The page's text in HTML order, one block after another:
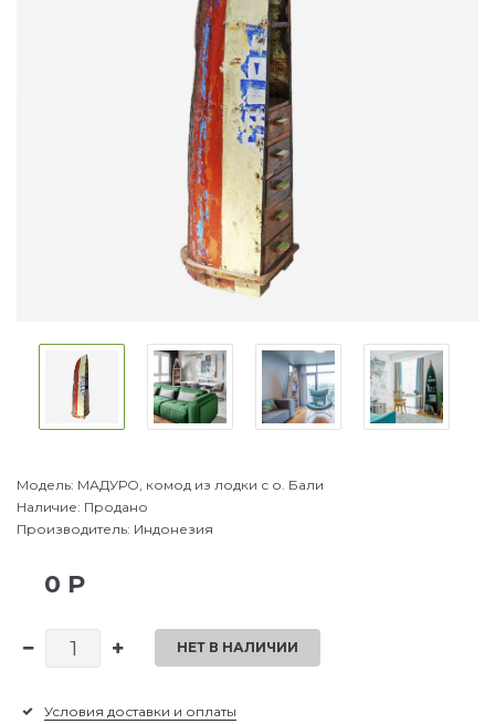
Модель: МАДУРО, комод из лодки с о. Бали
Наличие: Продано
Производитель: Индонезия
0 Р
НЕТ В НАЛИЧИИ
Условия доставки и оплаты